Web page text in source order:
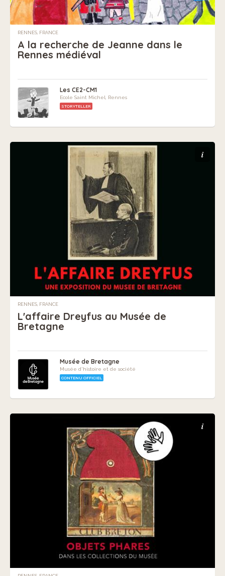
RENNES, FRANCE
A la recherche de Jeanne dans le
Rennes médiéval
Les CE2-CM1
Ecole Saint Michel, Rennes
STORYTELLER
i
RENNES, FRANCE
L'affaire Dreyfus au Musée de
Bretagne
Musée de Bretagne
Musée d'histoire et de société
CONTENU OFFICIEL
i